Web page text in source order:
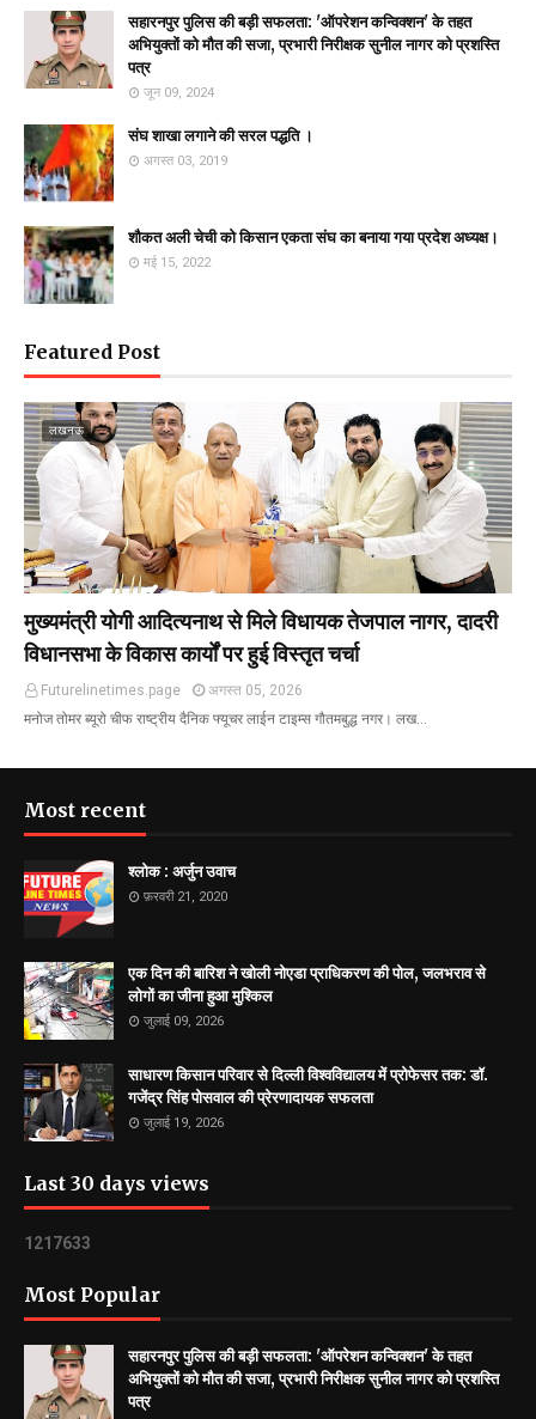
सहारनपुर पुलिस की बड़ी सफलता: 'ऑपरेशन कन्विक्शन' के तहत
अभियुक्तों को मौत की सजा, प्रभारी निरीक्षक सुनील नागर को प्रशस्ति
पत्र
जून 09, 2024
संघ शाखा लगाने की सरल पद्धति ।
अगस्त 03, 2019
शौकत अली चेची को किसान एकता संघ का बनाया गया प्रदेश अध्यक्ष।
मई 15, 2022
Featured Post
लखनऊ
मुख्यमंत्री योगी आदित्यनाथ से मिले विधायक तेजपाल नागर, दादरी
विधानसभा के विकास कार्यों पर हुई विस्तृत चर्चा
Futurelinetimes.page
अगस्त 05, 2026
मनोज तोमर ब्यूरो चीफ राष्ट्रीय दैनिक फ्यूचर लाईन टाइम्स गौतमबुद्ध नगर। लख…
Most recent
श्लोक : अर्जुन उवाच
फ़रवरी 21, 2020
एक दिन की बारिश ने खोली नोएडा प्राधिकरण की पोल, जलभराव से
लोगों का जीना हुआ मुश्किल
जुलाई 09, 2026
साधारण किसान परिवार से दिल्ली विश्वविद्यालय में प्रोफेसर तक: डॉ.
गजेंद्र सिंह पोसवाल की प्रेरणादायक सफलता
जुलाई 19, 2026
Last 30 days views
1 21 7633
Most Popular
सहारनपुर पुलिस की बड़ी सफलता: 'ऑपरेशन कन्विक्शन' के तहत
अभियुक्तों को मौत की सजा, प्रभारी निरीक्षक सुनील नागर को प्रशस्ति
पत्र